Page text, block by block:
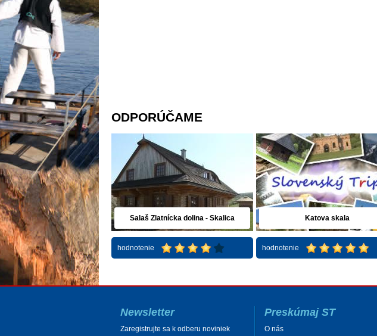
ODPORÚČAME
Salaš Zlatnícka dolina - Skalica
hodnotenie
Katova skala
hodnotenie
Newsletter
Zaregistrujte sa k odberu noviniek
Preskúmaj ST
O nás